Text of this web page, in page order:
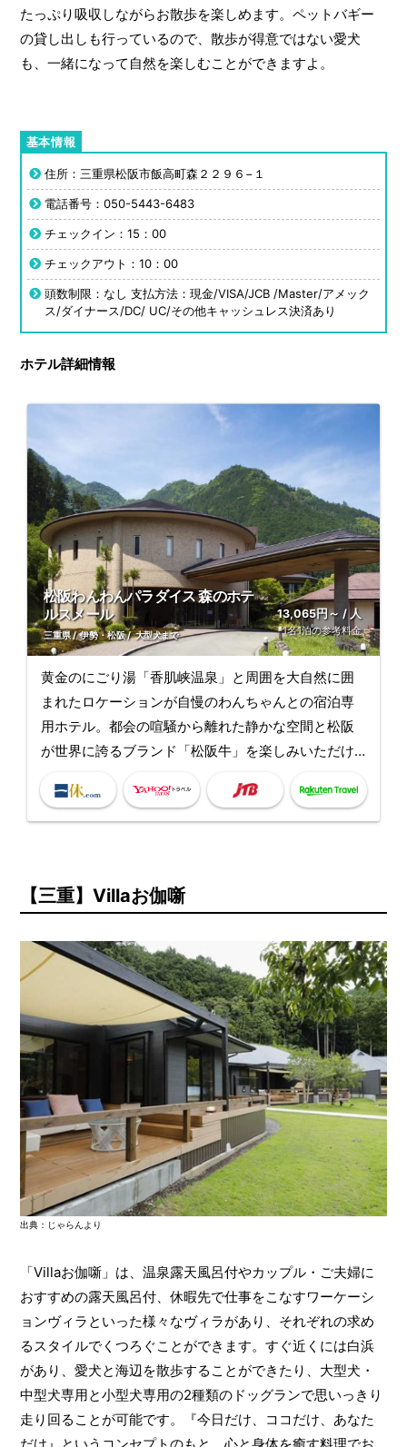
たっぷり吸収しながらお散歩を楽しめます。ペットバギー
の貸し出しも行っているので、散歩が得意ではない愛犬
も、一緒になって自然を楽しむことができますよ。
住所：三重県松阪市飯高町森２２９６−１
電話番号：050-5443-6483
チェックイン：15：00
チェックアウト：10：00
頭数制限：なし 支払方法：現金/VISA/JCB /Master/アメック
ス/ダイナース/DC/ UC/その他キャッシュレス決済あり
ホテル詳細情報
松阪わんわんパラダイス 森のホテ
ルスメール
三重県 伊勢・松阪 大型犬まで
13,065円～ / 人
1名1泊の参考料金
黄金のにごり湯「香肌峡温泉」と周囲を大自然に囲
まれたロケーションが自慢のわんちゃんとの宿泊専
用ホテル。都会の喧騒から離れた静かな空間と松阪
が世界に誇るブランド「松阪牛」を楽しみいただけ
とのひと時を存分にご満喫下さい。
【三重】Villaお伽噺
出典：じゃらんより
「Villaお伽噺」は、温泉露天風呂付やカップル・ご夫婦に
おすすめの露天風呂付、休暇先で仕事をこなすワーケーシ
ョンヴィラといった様々なヴィラがあり、それぞれの求め
るスタイルでくつろぐことができます。すぐ近くには白浜
があり、愛犬と海辺を散歩することができたり、大型犬・
中型犬専用と小型犬専用の2種類のドッグランで思いっきり
走り回ることが可能です。『今日だけ、ココだけ、あなた